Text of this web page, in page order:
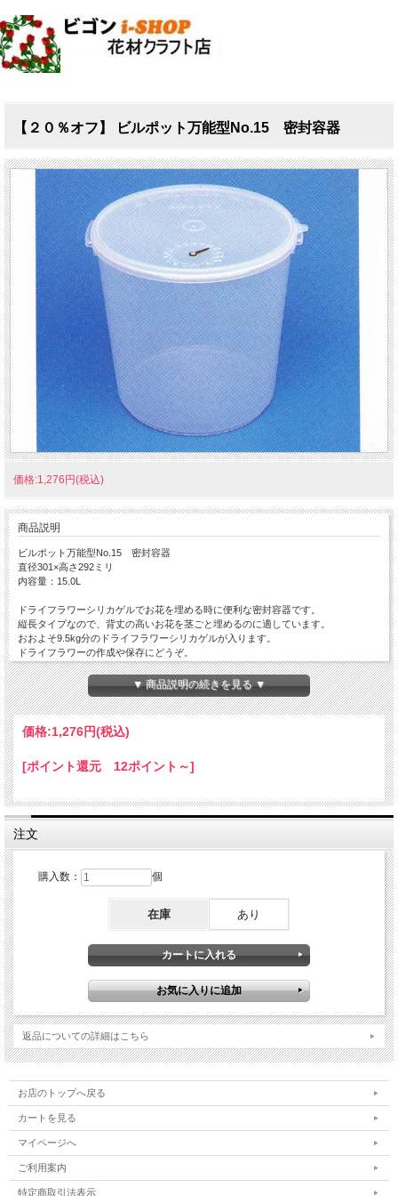
【２０％オフ】 ビルポット万能型No.15 密封容器
価格:1,276円(税込)
商品説明
ビルポット万能型No.15 密封容器
直径301×高さ292ミリ
内容量：15.0L
ドライフラワーシリカゲルでお花を埋める時に便利な密封容器です。
縦長タイプなので、背丈の高いお花を茎ごと埋めるのに適しています。
おおよそ9.5kg分のドライフラワーシリカゲルが入ります。
ドライフラワーの作成や保存にどうぞ。
＊材質：フタ／ポリエチレン、本体／ＰＰ（ポリプロピレン）
＊耐熱温度：フタ／60℃、本体／110℃
▼ 商品説明の続きを見る ▼
価格:1,276円(税込)
[ポイント還元 12ポイント～]
注文
購入数： 個
在庫 あり
返品についての詳細はこちら
お店のトップへ戻る
カートを見る
マイページへ
ご利用案内
特定商取引法表示